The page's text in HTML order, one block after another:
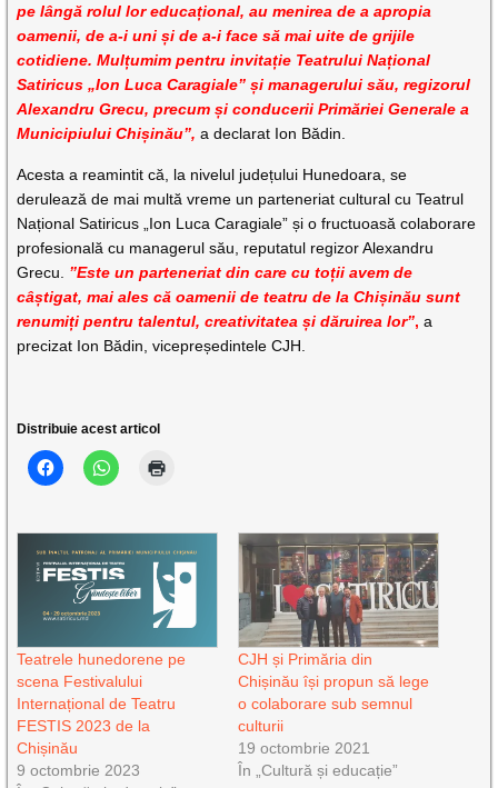
pe lângă rolul lor educațional, au menirea de a apropia
oamenii, de a-i uni și de a-i face să mai uite de grijile
cotidiene. Mulțumim pentru invitație Teatrului Național
Satiricus „Ion Luca Caragiale” și managerului său, regizorul
Alexandru Grecu, precum și conducerii Primăriei Generale a
Municipiului Chișinău”, a declarat Ion Bădin.
Acesta a reamintit că, la nivelul județului Hunedoara, se
derulează de mai multă vreme un parteneriat cultural cu Teatrul
Național Satiricus „Ion Luca Caragiale” și o fructuoasă colaborare
profesională cu managerul său, reputatul regizor Alexandru
Grecu.
”Este un parteneriat din care cu toții avem de
câștigat, mai ales că oamenii de teatru de la Chișinău sunt
renumiți pentru talentul, creativitatea și dăruirea lor”, a
precizat Ion Bădin, vicepreședintele CJH.
Distribuie acest articol
Teatrele hunedorene pe
scena Festivalului
Internațional de Teatru
FESTIS 2023 de la
Chișinău
9 octombrie 2023
CJH și Primăria din
Chișinău își propun să lege
o colaborare sub semnul
culturii
19 octombrie 2021
În „Cultură și educație”